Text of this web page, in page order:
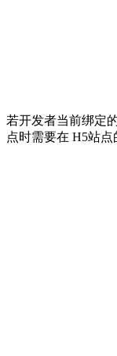
若开发者当前绑定
点时需要在 H5站